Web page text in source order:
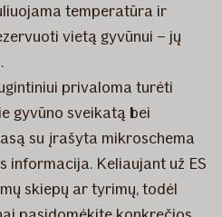
temperatūra ir
vietą gyvūnui – jų
privaloma turėti
gyvūno sveikatą bei
su įrašyta mikroschema
informacija. Keliaujant už ES
skiepų ar tyrimų, todėl